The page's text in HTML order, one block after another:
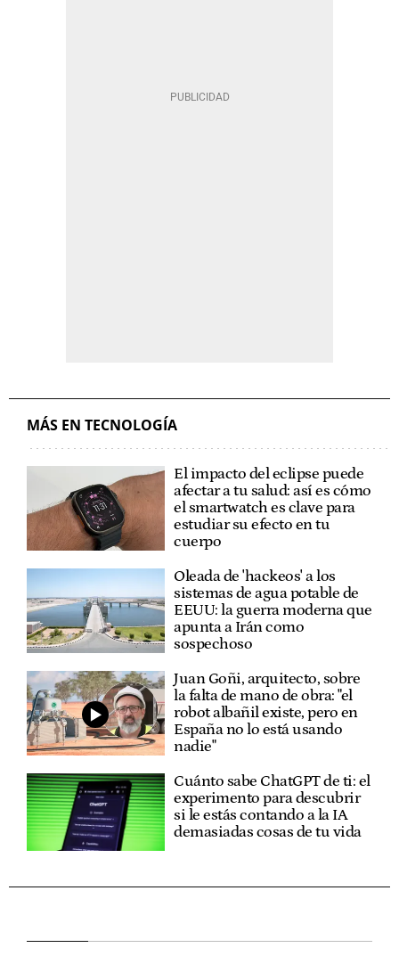
MÁS EN TECNOLOGÍA
El impacto del eclipse puede
afectar a tu salud: así es cómo
el smartwatch es clave para
estudiar su efecto en tu
cuerpo
Oleada de 'hackeos' a los
sistemas de agua potable de
EEUU: la guerra moderna que
apunta a Irán como
sospechoso
Juan Goñi, arquitecto, sobre
la falta de mano de obra: "el
robot albañil existe, pero en
España no lo está usando
nadie"
Cuánto sabe ChatGPT de ti: el
experimento para descubrir
si le estás contando a la IA
demasiadas cosas de tu vida